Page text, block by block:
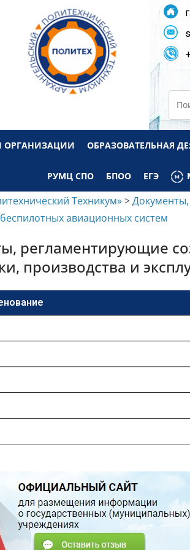
г.
ОРГАНИЗАЦИИ ОБРАЗОВАТЕЛЬНАЯ
РУМЦ СПО БПОО ЕГЭ
Техникум»>
авиационных систем
регламентирующие
производства и